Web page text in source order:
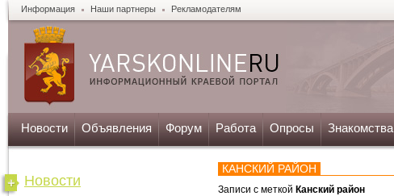
Информация Наши партнеры Рекламодателям
Новости Объявления Форум Работа Опросы Знакомства
Новости
КАНСКИЙ РАЙОН
Записи с меткой Канский район